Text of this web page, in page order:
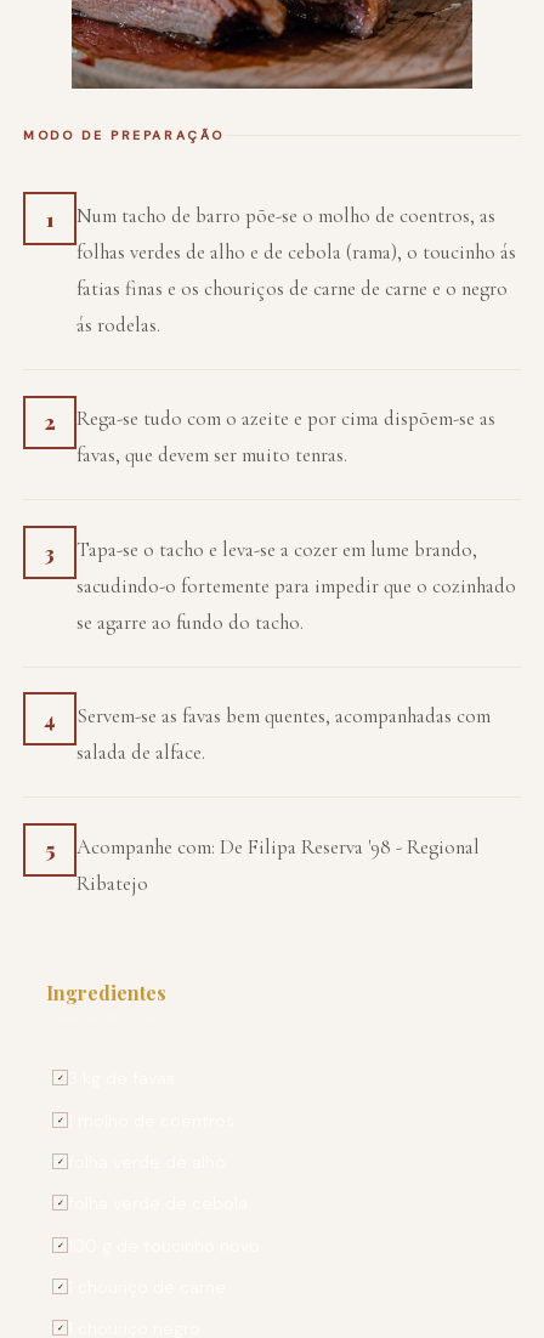
MODO DE PREPARAÇÃO
1
Num tacho de barro põe-se o molho de coentros, as
folhas verdes de alho e de cebola (rama), o toucinho ás
fatias finas e os chouriços de carne de carne e o negro
ás rodelas.
2
Rega-se tudo com o azeite e por cima dispõem-se as
favas, que devem ser muito tenras.
3
Tapa-se o tacho e leva-se a cozer em lume brando,
sacudindo-o fortemente para impedir que o cozinhado
se agarre ao fundo do tacho.
4
Servem-se as favas bem quentes, acompanhadas com
salada de alface.
5
Acompanhe com: De Filipa Reserva '98 - Regional
Ribatejo
Ingredientes
✓
✓
✓
✓
✓
✓
✓